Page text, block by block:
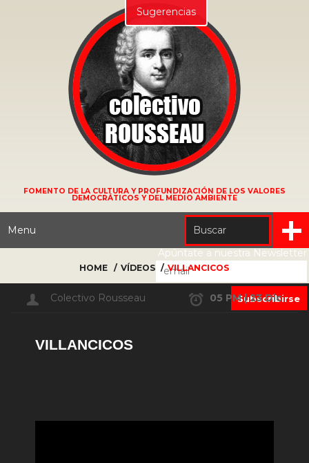
FOMENTO DE LA CULTURA Y PROFUNDIZACIÓN DE LOS VALORES
DEMOCRÁTICOS Y DEL MEDIO AMBIENTE
Menu
Apúntate a nuestra Newsletter
HOME VÍDEOS VILLANCICOS
Colectivo Rousseau 05 PM | 23 Dic
VILLANCICOS
Sugerencias